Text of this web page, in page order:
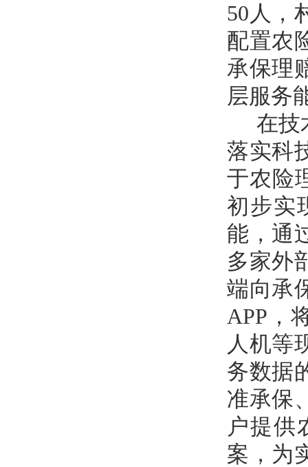
50人，
配置农
承保理
层服务
在技
落实科
于农险
初步实
能，通
多家外
端向承
APP，
人机等
务数据
准承保
户提供
案，为